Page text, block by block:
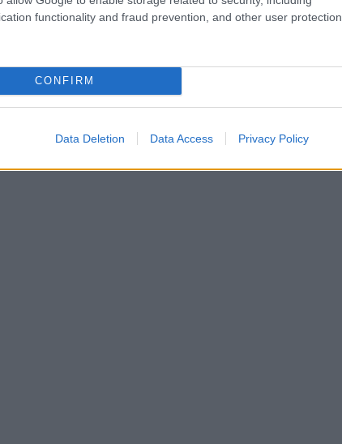
functionality and fraud prevention, and other user protection.
CONFIRM
Data Deletion Data Access Privacy Policy